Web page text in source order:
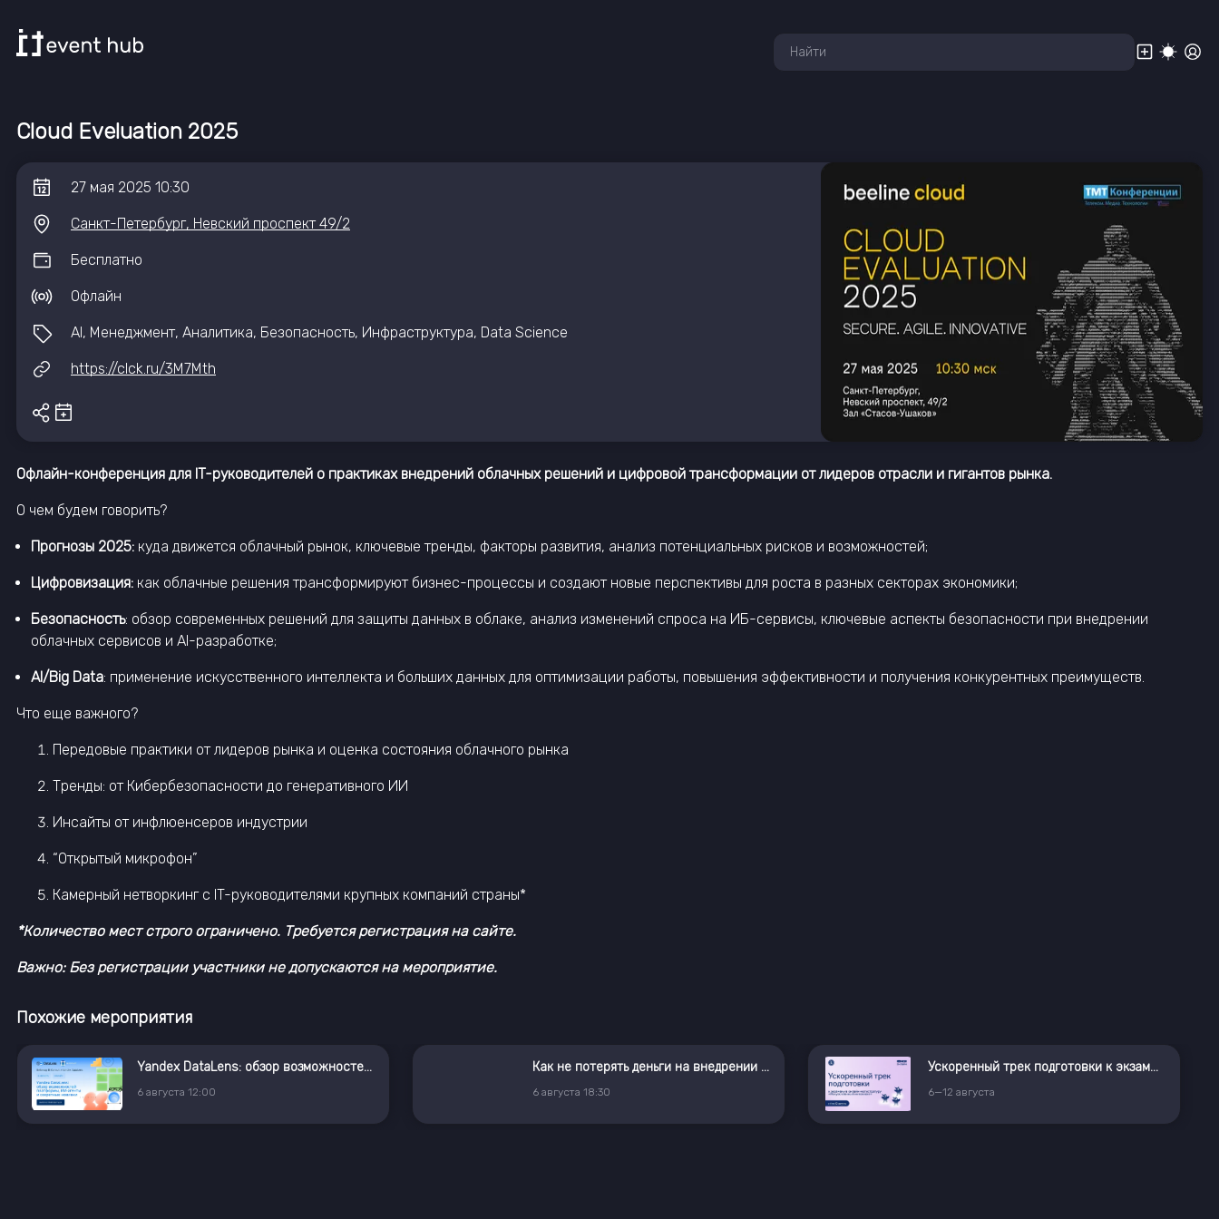
Cloud Eveluation 2025
27 мая 2025 10:30
Санкт-Петербург, Невский проспект 49/2
Бесплатно
Офлайн
AI, Менеджмент, Аналитика, Безопасность, Инфраструктура, Data Science
https://clck.ru/3M7Mth
Офлайн-конференция для IT-руководителей о практиках внедрений облачных решений и цифровой трансформации от лидеров отрасли и гигантов рынка.
О чем будем говорить?
Прогнозы 2025: куда движется облачный рынок, ключевые тренды, факторы развития, анализ потенциальных рисков и возможностей;
Цифровизация: как облачные решения трансформируют бизнес-процессы и создают новые перспективы для роста в разных секторах экономики;
Безопасность: обзор современных решений для защиты данных в облаке, анализ изменений спроса на ИБ-сервисы, ключевые аспекты безопасности при внедрении
облачных сервисов и AI-разработке;
AI/Big Data: применение искусственного интеллекта и больших данных для оптимизации работы, повышения эффективности и получения конкурентных преимуществ.
Что еще важного?
Передовые практики от лидеров рынка и оценка состояния облачного рынка
Тренды: от Кибербезопасности до генеративного ИИ
Инсайты от инфлюенсеров индустрии
“Открытый микрофон”
Камерный нетворкинг с IT-руководителями крупных компаний страны*
*Количество мест строго ограничено. Требуется регистрация на сайте.
Важно: Без регистрации участники не допускаются на мероприятие.
Похожие мероприятия
Yandex DataLens: обзор возможностей платформы, ИИ-агенты и секретные новинки
6 августа 12:00
Как не потерять деньги на внедрении ГенИИ
6 августа 18:30
Ускоренный трек подготовки к экзамену в магистратуру «Искусственный интеллект»
6—12 августа